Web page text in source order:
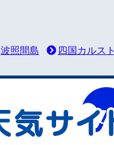
波照間島 四国カルスト